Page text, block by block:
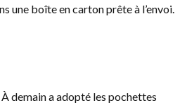
une boîte en carton prête à l’envoi.
demain a adopté les pochettes